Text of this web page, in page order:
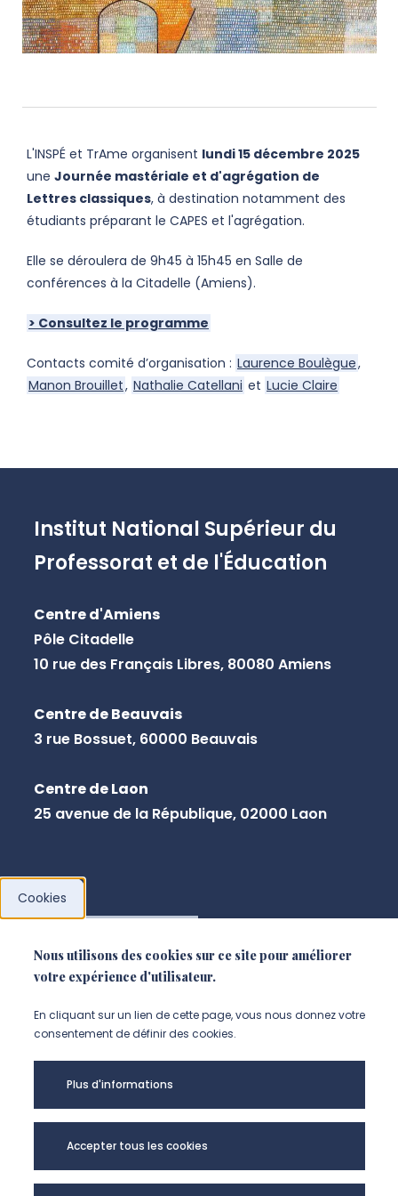
L'INSPÉ et TrAme organisent lundi 15 décembre 2025
une Journée mastériale et d'agrégation de
Lettres classiques, à destination notamment des
étudiants préparant le CAPES et l'agrégation.
Elle se déroulera de 9h45 à 15h45 en Salle de
conférences à la Citadelle (Amiens).
> Consultez le programme
Contacts comité d’organisation : Laurence Boulègue,
Manon Brouillet, Nathalie Catellani et Lucie Claire
Institut National Supérieur du
Professorat et de l'Éducation
Centre d'Amiens
Pôle Citadelle
10 rue des Français Libres, 80080 Amiens
Centre de Beauvais
3 rue Bossuet, 60000 Beauvais
Centre de Laon
25 avenue de la République, 02000 Laon
Cookies
Nous utilisons des cookies sur ce site pour améliorer
votre expérience d'utilisateur.
En cliquant sur un lien de cette page, vous nous donnez votre
consentement de définir des cookies.
Plus d'informations
Accepter tous les cookies